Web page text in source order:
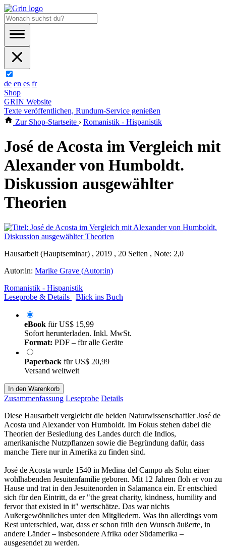
de en es fr
Shop
GRIN Website
Texte veröffentlichen, Rundum-Service genießen
Zur Shop-Startseite › Romanistik - Hispanistik
José de Acosta im Vergleich mit
Alexander von Humboldt.
Diskussion ausgewählter
Theorien
Hausarbeit (Hauptseminar) , 2019 , 20 Seiten , Note: 2,0
Autor:in: Marike Grave (Autor:in)
Romanistik - Hispanistik
Leseprobe & Details
Blick ins Buch
eBook fürUS$ 15,99
Sofort herunterladen. Inkl. MwSt.
Format: PDF – für alle Geräte
Paperback fürUS$ 20,99
Versand weltweit
In den Warenkorb
Zusammenfassung Leseprobe Details
Diese Hausarbeit vergleicht die beiden Naturwissenschaftler José de
Acosta und Alexander von Humboldt. Im Fokus stehen dabei die
Theorien der Besiedlung des Landes durch die Indios,
amerikanische Nutzpflanzen sowie die Begründung dafür, dass
manche Tiere nur in Amerika zu finden sind.
José de Acosta wurde 1540 in Medina del Campo als Sohn einer
wohlhabenden Jesuitenfamilie geboren. Mit 12 Jahren floh er von zu
Hause und trat in den Jesuitenorden in Salamanca ein. Er entschied
sich für den Eintritt, da er "the great charity, kindness, humility and
fervor that existed in it" wertschätze. Das war nichts
Außergewöhnliches unter den Mitgliedern. Was ihn allerdings vom
Rest unterschied, war, dass er schon früh den Wunsch äußerte, in
andere Länder – insbesondere Afrika oder Südamerika –
ausgesendet zu werden.